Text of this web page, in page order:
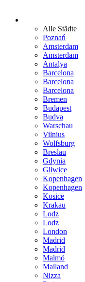
Alle Städte
Poznań
Amsterdam
Amsterdam
Antalya
Barcelona
Barcelona
Barcelona
Bremen
Budapest
Budva
Warschau
Vilnius
Wolfsburg
Breslau
Gdynia
Gliwice
Kopenhagen
Kopenhagen
Kosice
Krakau
Lodz
Lodz
London
Madrid
Madrid
Malmö
Mailand
Nizza